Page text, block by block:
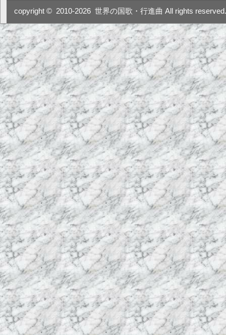
copyright © 2010-2026 世界の国歌・行進曲 All rights reserved.